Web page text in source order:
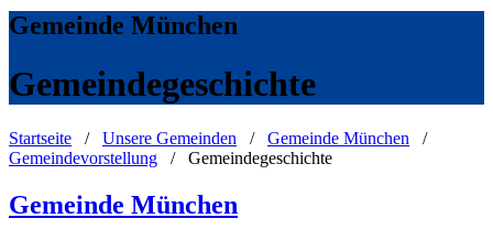
Gemeinde München
Gemeindegeschichte
Startseite / Unsere Gemeinden / Gemeinde München /
Gemeindevorstellung / Gemeindegeschichte
Gemeinde München